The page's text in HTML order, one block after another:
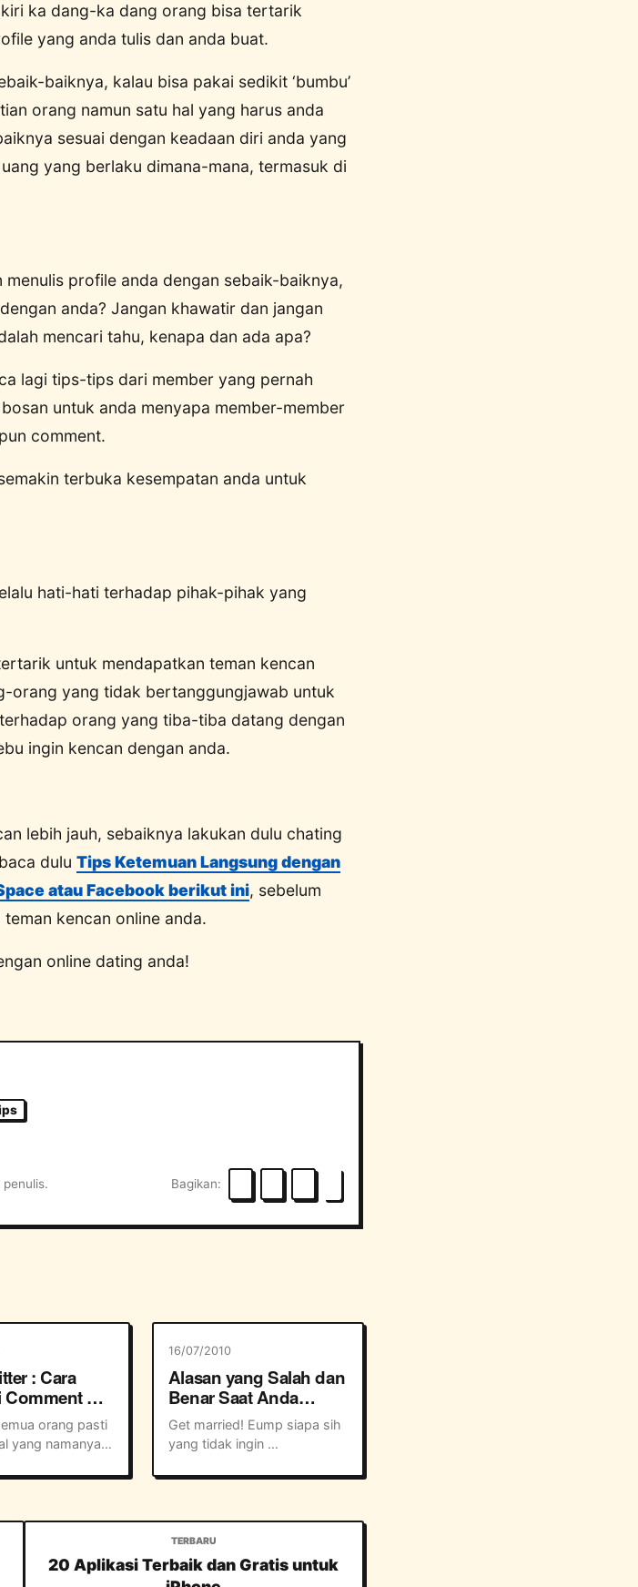
ka dang-ka dang orang bisa tertarik
yang anda tulis dan anda buat.
baiknya, kalau bisa pakai sedikit ‘bumbu’
orang namun satu hal yang harus anda
sesuai dengan keadaan diri anda yang
yang berlaku dimana-mana, termasuk di
profile anda dengan sebaik-baiknya,
anda? Jangan khawatir dan jangan
mencari tahu, kenapa dan ada apa?
lagi tips-tips dari member yang pernah
untuk anda menyapa member-member
comment.
terbuka kesempatan anda untuk
hati-hati terhadap pihak-pihak yang
untuk mendapatkan teman kencan
orang yang tidak bertanggungjawab untuk
orang yang tiba-tiba datang dengan
ingin kencan dengan anda.
lebih jauh, sebaiknya lakukan dulu chating
dulu Tips Ketemuan Langsung dengan
atau Facebook berikut ini, sebelum
kencan online anda.
online dating anda!
penulis. Bagikan
: Cara
Comment di
orang pasti
yang namanya
sejak lama
mempunyai
yang tida...
16/07/2010
Alasan yang Salah dan
Benar Saat Anda
Memutuskan untuk
Menikah
Get married! Eump siapa sih
yang tidak ingin
cintanya ke jenjang
kasmaran sama seseorang
tentunya khayalan yang
paling tinggi adalah bisa
menikah dan ...
20 Aplikasi Terbaik dan Gratis untuk